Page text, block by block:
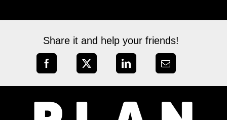
Share it and help your friends!